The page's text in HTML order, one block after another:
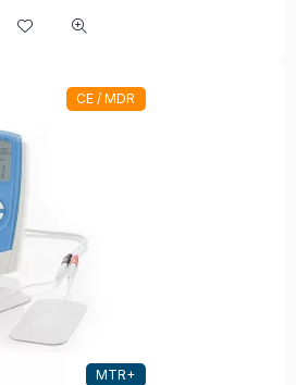
CE / MDR
MTR+